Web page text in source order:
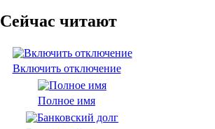
Сейчас читают
Включить отключение
Полное имя